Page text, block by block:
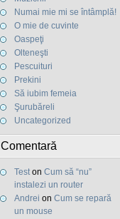
Numai mie mi se întâmplă!
O mie de cuvinte
Oaspeţi
Olteneşti
Pescuituri
Prekini
Să iubim femeia
Şurubăreli
Uncategorized
Comentară
Teston Cum să “nu”
instalezi un router
Andrei on Cum se repară
un mouse